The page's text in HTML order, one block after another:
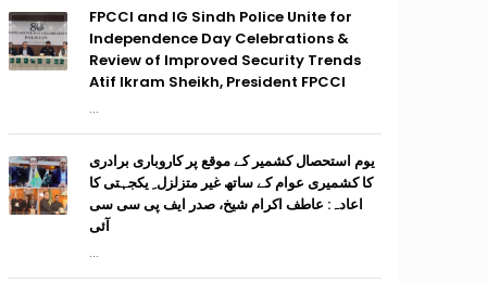
FPCCI and IG Sindh Police Unite for
Independence Day Celebrations &
Review of Improved Security Trends
Atif Ikram Sheikh, President FPCCI
...
یوم استحصال کشمیر کے موقع پر کاروباری برادری
کا کشمیری عوام کے ساتھ غیر متزلزل ِ یکجہتی کا
اعادہ: عاطف اکرام شیخ، صدر ایف پی سی سی
آئی
...